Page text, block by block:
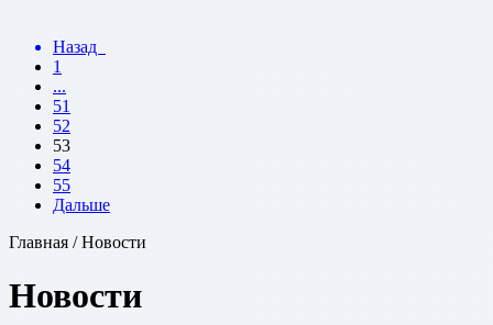
Назад
1
...
51
52
53
54
55
Дальше
Главная / Новости
Новости